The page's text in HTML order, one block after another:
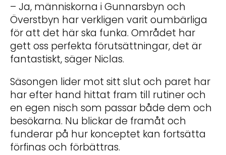
– Ja, människorna i Gunnarsbyn och
Överstbyn har verkligen varit oumbärliga
för att det här ska funka. Området har
gett oss perfekta förutsättningar, det är
fantastiskt, säger Niclas.
Säsongen lider mot sitt slut och paret har
har efter hand hittat fram till rutiner och
en egen nisch som passar både dem och
besökarna. Nu blickar de framåt och
funderar på hur konceptet kan fortsätta
förfinas och förbättras.